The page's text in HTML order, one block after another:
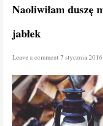
Naoliwiłam duszę
jabłek
Leave a comment7 stycznia 2016